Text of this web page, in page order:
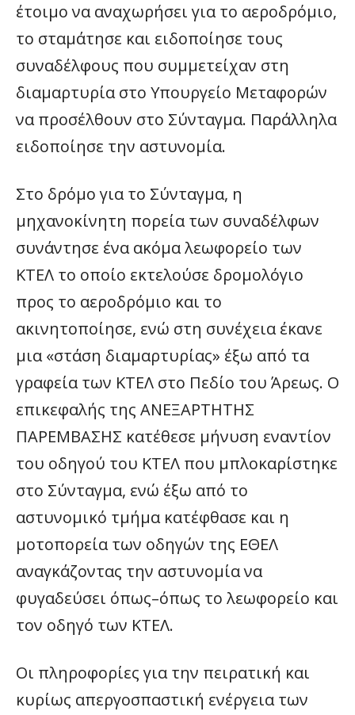
έτοιμο να αναχωρήσει για το αεροδρόμιο,
το σταμάτησε και ειδοποίησε τους
συναδέλφους που συμμετείχαν στη
διαμαρτυρία στο Υπουργείο Μεταφορών
να προσέλθουν στο Σύνταγμα. Παράλληλα
ειδοποίησε την αστυνομία.
Στο δρόμο για το Σύνταγμα, η
μηχανοκίνητη πορεία των συναδέλφων
συνάντησε ένα ακόμα λεωφορείο των
ΚΤΕΛ το οποίο εκτελούσε δρομολόγιο
προς το αεροδρόμιο και το
ακινητοποίησε, ενώ στη συνέχεια έκανε
μια «στάση διαμαρτυρίας» έξω από τα
γραφεία των ΚΤΕΛ στο Πεδίο του Άρεως. Ο
επικεφαλής της ΑΝΕΞΑΡΤΗΤΗΣ
ΠΑΡΕΜΒΑΣΗΣ κατέθεσε μήνυση εναντίον
του οδηγού του ΚΤΕΛ που μπλοκαρίστηκε
στο Σύνταγμα, ενώ έξω από το
αστυνομικό τμήμα κατέφθασε και η
μοτοπορεία των οδηγών της ΕΘΕΛ
αναγκάζοντας την αστυνομία να
φυγαδεύσει όπως–όπως το λεωφορείο και
τον οδηγό των ΚΤΕΛ.
Οι πληροφορίες για την πειρατική και
κυρίως απεργοσπαστική ενέργεια των